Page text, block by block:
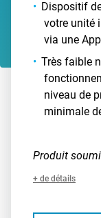
Dispositif
votre unité
via une
Très faible
niveau de
minimale
Produit
+ de détails